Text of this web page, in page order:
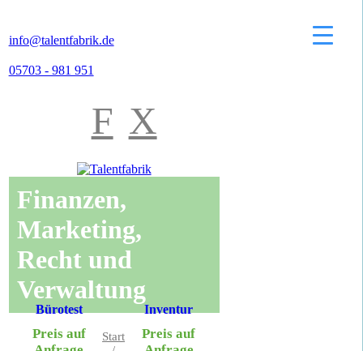
info@talentfabrik.de
05703 - 981 951
F X
Finanzen,
Marketing,
Recht und
Verwaltung
Start
Bürotest
Preis auf
Inventur
Preis auf